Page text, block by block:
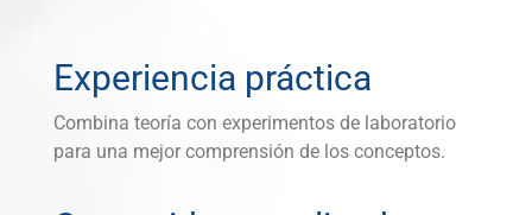
Experiencia práctica
Combina teoría con experimentos de laboratorio
para una mejor comprensión de los conceptos.